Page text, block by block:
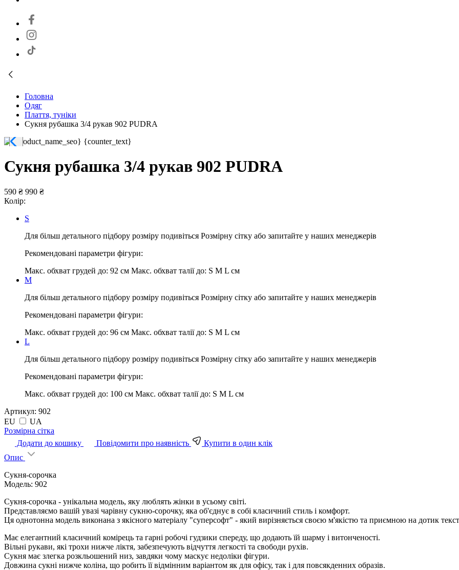
Головна
Одяг
Плаття, туніки
Сукня рубашка 3/4 рукав 902 PUDRA
Сукня рубашка 3/4 рукав 902 PUDRA
590 ₴ 990 ₴
Колір:
S
Для більш детального підбору розміру подивіться Розмірну сітку або запитайте у наших менеджерів
Рекомендовані параметри фігури:
Макс. обхват грудей до: 92 см Макс. обхват талії до: S M L см
M
Для більш детального підбору розміру подивіться Розмірну сітку або запитайте у наших менеджерів
Рекомендовані параметри фігури:
Макс. обхват грудей до: 96 см Макс. обхват талії до: S M L см
L
Для більш детального підбору розміру подивіться Розмірну сітку або запитайте у наших менеджерів
Рекомендовані параметри фігури:
Макс. обхват грудей до: 100 см Макс. обхват талії до: S M L см
Артикул: 902
EU
UA
Pозмірна сітка
Додати до кошику
Повідомити про наявність
Купити в один клік
Опис
Сукня-сорочка
Модель: 902
Сукня-сорочка - унікальна модель, яку люблять жінки в усьому світі.
Представляємо вашій увазі чарівну сукню-сорочку, яка об'єднує в собі класичний стиль і комфорт.
Ця однотонна модель виконана з якісного матеріалу "суперсофт" - який вирізняється своєю м'якістю та приємною на дотик
Має елегантний класичний комірець та гарні робочі гудзики спереду, що додають їй шарму і витонченості.
Вільні рукави, які трохи нижче ліктя, забезпечують відчуття легкості та свободи рухів.
Сукня має злегка розкльошений низ, завдяки чому маскує недоліки фігури.
Довжина сукні нижче коліна, що робить її відмінним варіантом як для офісу, так і для повсякденних образів.